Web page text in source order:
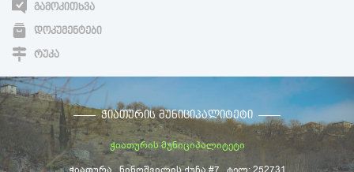
ᲒᲐᲛᲝᲙᲘᲗᲮᲕᲐ
ᲓᲝᲙᲣᲛᲔᲜᲢᲔᲑᲘ
ᲠᲣᲙᲐ
ᲭᲘᲐᲗᲣᲠᲘᲡ ᲛᲣᲜᲘᲪᲘᲞᲐᲚᲘᲢᲔᲢᲘ
ჭიათურის მუნიციპალიტეტი
ჭიათურა , ნინოშვილის ქუჩა #7 , ტელ: 252731